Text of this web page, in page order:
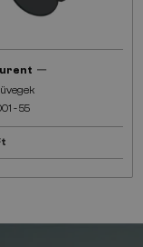
—
- 55